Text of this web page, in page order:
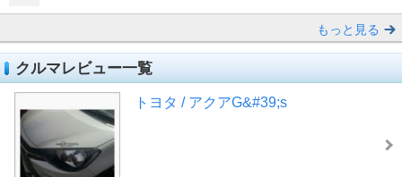
もっと見る
クルマレビュー一覧
トヨタ / アクアG&#39;s